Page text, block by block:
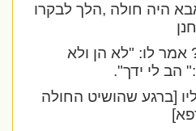
היה חולה ,הלך לבקרו
אמר לו: "לא הן ולא
הב לי ידך".
[ברגע שהושיט החולה